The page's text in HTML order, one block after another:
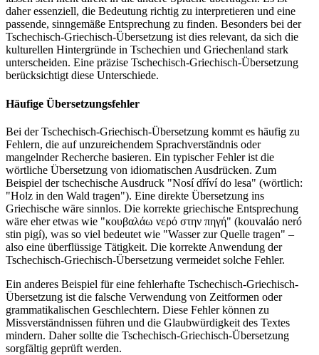
daher essenziell, die Bedeutung richtig zu interpretieren und eine
passende, sinngemäße Entsprechung zu finden. Besonders bei der
Tschechisch-Griechisch-Übersetzung ist dies relevant, da sich die
kulturellen Hintergründe in Tschechien und Griechenland stark
unterscheiden. Eine präzise Tschechisch-Griechisch-Übersetzung
berücksichtigt diese Unterschiede.
Häufige Übersetzungsfehler
Bei der Tschechisch-Griechisch-Übersetzung kommt es häufig zu
Fehlern, die auf unzureichendem Sprachverständnis oder
mangelnder Recherche basieren. Ein typischer Fehler ist die
wörtliche Übersetzung von idiomatischen Ausdrücken. Zum
Beispiel der tschechische Ausdruck "Nosí dříví do lesa" (wörtlich:
"Holz in den Wald tragen"). Eine direkte Übersetzung ins
Griechische wäre sinnlos. Die korrekte griechische Entsprechung
wäre eher etwas wie "κουβαλάω νερό στην πηγή" (kouvaláo neró
stin pigí), was so viel bedeutet wie "Wasser zur Quelle tragen" –
also eine überflüssige Tätigkeit. Die korrekte Anwendung der
Tschechisch-Griechisch-Übersetzung vermeidet solche Fehler.
Ein anderes Beispiel für eine fehlerhafte Tschechisch-Griechisch-
Übersetzung ist die falsche Verwendung von Zeitformen oder
grammatikalischen Geschlechtern. Diese Fehler können zu
Missverständnissen führen und die Glaubwürdigkeit des Textes
mindern. Daher sollte die Tschechisch-Griechisch-Übersetzung
sorgfältig geprüft werden.